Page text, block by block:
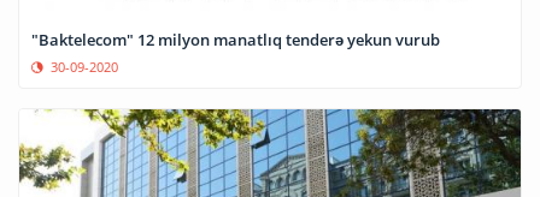
"Baktelecom" 12 milyon manatlıq tenderə yekun vurub
30-09-2020